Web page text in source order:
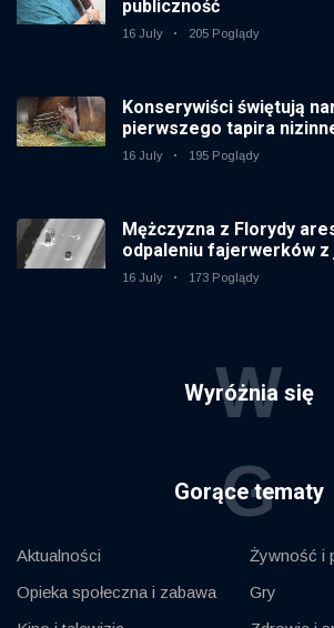
publiczność
16 July 205 Poglądy
Konserywiści świętują
pierwszego tapira
zoo od 14 lat
16 July 195 Poglądy
Mężczyzna z Florydy
odpaleniu fajerwerków z
samochodu
16 July 173 Poglądy
Wyróżnia się
W
Gorące tematy
G
Aktualności
Opieka społeczna i zabawa
Żywność i
Gry